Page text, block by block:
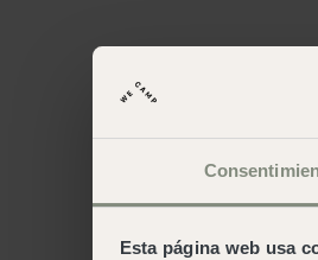
Esta página web usa